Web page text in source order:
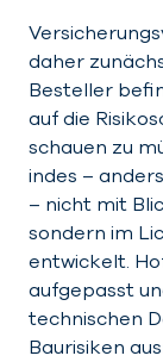
daher
Besteller
auf die
schauen zu
indes –
– nicht mit
sondern im
entwickelt.
aufgepasst
technischen
Baurisiken